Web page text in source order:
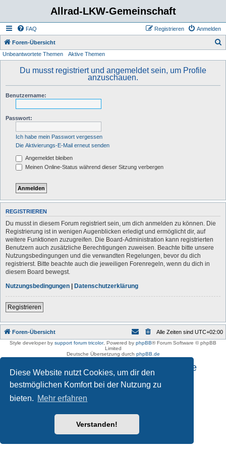
Diese Website nutzt Cookies, um dir den
bestmöglichen Komfort bei der Nutzung zu
bieten. Mehr erfahren
Verstanden!
Allrad-LKW-Gemeinschaft
FAQ Anmelden
Registrieren
Foren-Übersicht
Unbeantwortete Themen Aktive Themen
Du musst registriert und angemeldet sein, um Profile
anzuschauen.
Benutzername:
Passwort:
Ich habe mein Passwort vergessen
Die Aktivierungs-E-Mail erneut senden
Angemeldet bleiben
Meinen Online-Status während dieser Sitzung verbergen
REGISTRIEREN
Du musst in diesem Forum registriert sein, um dich anmelden zu können. Die
Registrierung ist in wenigen Augenblicken erledigt und ermöglicht dir, auf
weitere Funktionen zuzugreifen. Die Board-Administration kann registrierten
Benutzern auch zusätzliche Berechtigungen zuweisen. Beachte bitte unsere
Nutzungsbedingungen und die verwandten Regelungen, bevor du dich
registrierst. Bitte beachte auch die jeweiligen Forenregeln, wenn du dich in
diesem Board bewegst.
Nutzungsbedingungen | Datenschutzerklärung
Registrieren
Foren-Übersicht Alle Zeiten sind UTC+02:00
Style developer by support forum tricolor, Powered by phpBB® Forum Software © phpBB
Limited
Deutsche Übersetzung durch phpBB.de
Impressum und Datenschutzhinweise